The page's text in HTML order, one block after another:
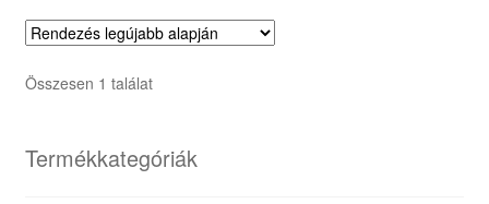
Összesen 1 találat
Termékkategóriák